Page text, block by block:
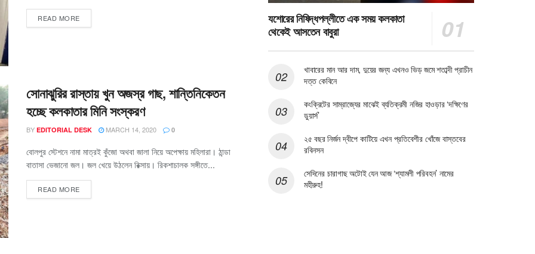
READ MORE
সোনাঝুরির রাস্তায় খুন অজস্র গাছ, শান্তিনিকেতন
হচ্ছে কলকাতার মিনি সংস্করণ
BY EDITORIAL DESK MARCH 14, 2020 0
বোলপুর স্টেশনে নামা মাত্রই কুঁজো অথবা জালা নিয়ে অপেক্ষায় মহিলারা। ঠান্ডা
বাতাসা ভেজানো জল। জল খেয়ে উঠলেন রিক্সায়। রিকশাচালক সঙ্গীতে...
READ MORE
যশোরের নিষিদ্ধপল্লীতে এক সময় কলকাতা
থেকেই আসতেন বাবুরা
খাবারের মান আর দাম, দুয়ের জন্য এখনও ভিড় জমে শতাব্দী প্রাচীন
দত্ত কেবিনে
কংক্রিটের সাম্রাজ্যের মাঝেই ব্যতিক্রমী নজির হাওড়ার ‘দক্ষিণের
ডুয়ার্স’
২৫ বছর নির্জন দ্বীপে কাটিয়ে এখন প্রতিবেশীর খোঁজে বাস্তবের
রবিনসন
সেদিনের চারাগাছ অটোই যেন আজ ‘শ্যামলী পরিবহন’ নামের
মহীরুহ!